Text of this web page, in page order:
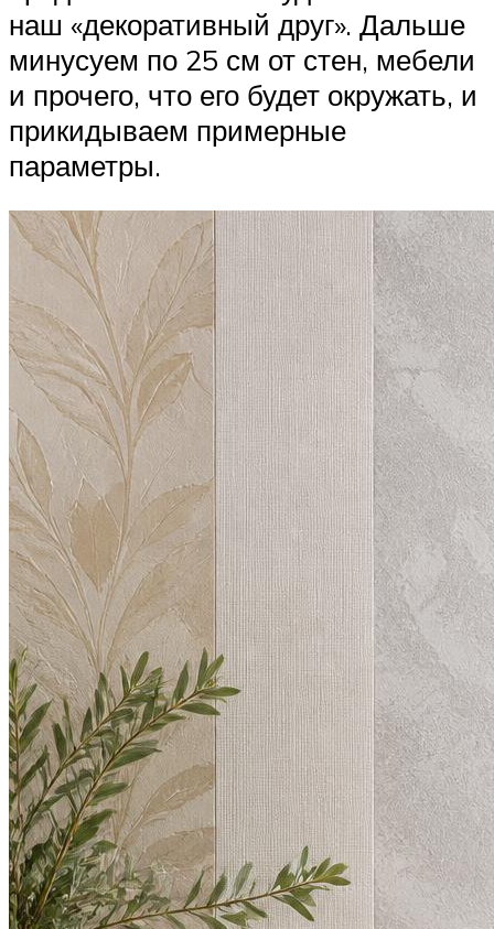
наш «декоративный друг». Дальше
минусуем по 25 см от стен, мебели
и прочего, что его будет окружать, и
прикидываем примерные
параметры.